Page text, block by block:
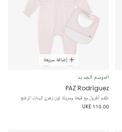
إضافة سريعة
الموسم الجديد
PAZ Rodríguez
طقم أفرول مع قبعة ومريلة لون زهري للبنات الرضع
UK£ 110.00